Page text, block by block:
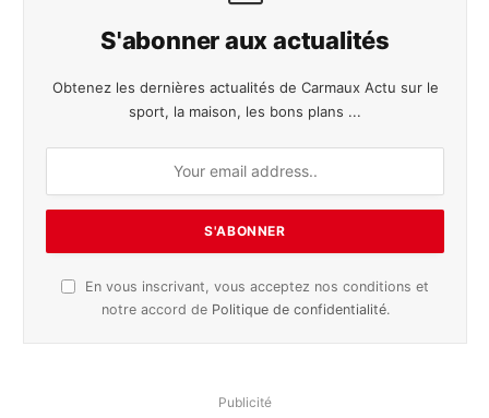
S'abonner aux actualités
Obtenez les dernières actualités de Carmaux Actu sur le
sport, la maison, les bons plans ...
En vous inscrivant, vous acceptez nos conditions et
notre accord de Politique de confidentialité.
Publicité